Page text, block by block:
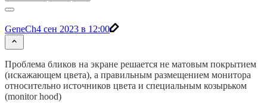
GeneCh4 сен 2023 в 12:00
Проблема бликов на экране решается не матовым покрытием
(искажающем цвета), а правильным размещением монитора
относительно источников цвета и специальным козырьком
(monitor hood)